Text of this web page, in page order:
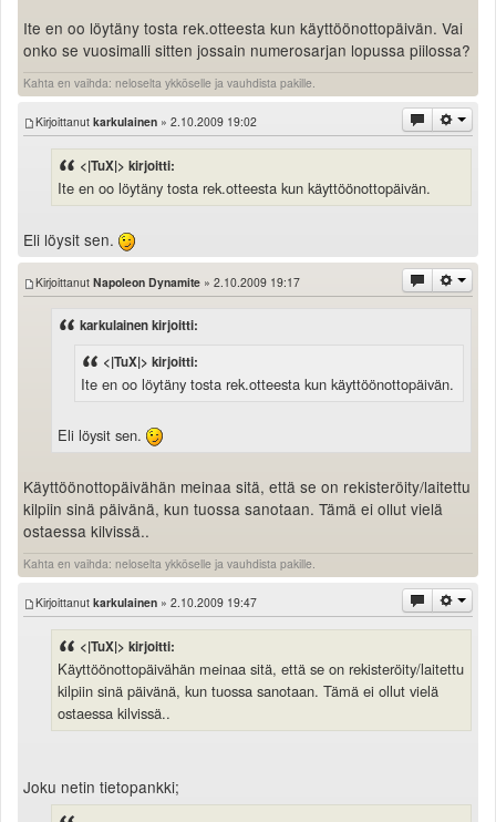
Ite en oo löytäny tosta rek.otteesta kun käyttöönottopäivän. Vai
onko se vuosimalli sitten jossain numerosarjan lopussa piilossa?
Kahta en vaihda: neloselta ykköselle ja vauhdista pakille.
Kirjoittanut karkulainen » 2.10.2009 19:02
<|TuX|> kirjoitti:
Ite en oo löytäny tosta rek.otteesta kun käyttöönottopäivän.
Eli löysit sen.
Kirjoittanut Napoleon Dynamite » 2.10.2009 19:17
karkulainen kirjoitti:
<|TuX|> kirjoitti:
Ite en oo löytäny tosta rek.otteesta kun käyttöönottopäivän.
Eli löysit sen.
Käyttöönottopäivähän meinaa sitä, että se on rekisteröity/laitettu
kilpiin sinä päivänä, kun tuossa sanotaan. Tämä ei ollut vielä
ostaessa kilvissä..
Kahta en vaihda: neloselta ykköselle ja vauhdista pakille.
Kirjoittanut karkulainen » 2.10.2009 19:47
<|TuX|> kirjoitti:
Käyttöönottopäivähän meinaa sitä, että se on rekisteröity/laitettu
kilpiin sinä päivänä, kun tuossa sanotaan. Tämä ei ollut vielä
ostaessa kilvissä..
Joku netin tietopankki;